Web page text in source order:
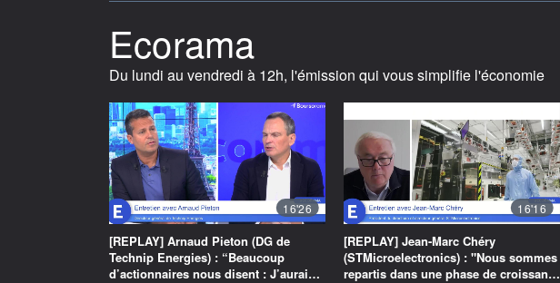
Ecorama
Du lundi au vendredi à 12h, l'émission qui vous simplifie l'économie
16'26
[REPLAY] Arnaud Pieton (DG de
Technip Energies) : “Beaucoup
d’actionnaires nous disent : J’aurai…
16'16
[REPLAY] Jean-Marc Chéry
(STMicroelectronics) : "Nous sommes
repartis dans une phase de croissan…